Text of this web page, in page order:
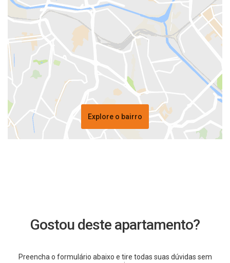
Explore o bairro
Gostou deste apartamento?
Preencha o formulário abaixo e tire todas suas dúvidas sem